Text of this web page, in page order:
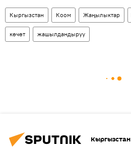
Кыргызстан Коом Жаңылыктар
көчөт жашылдандыруу
Кыргызстан